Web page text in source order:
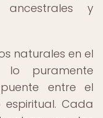
ancestrales y
naturales en el
lo puramente
entre el
Cada